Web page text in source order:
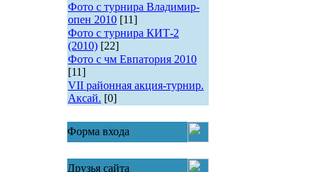
Фото с турнира Владимир-
опен 2010 [11]
Фото с турнира КИТ-2
(2010) [22]
Фото с чм Евпатория 2010
[11]
VII районная акция-турнир.
Аксай. [0]
Форма входа
Друзья сайта